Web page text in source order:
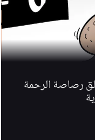
رصاصة الرحمة